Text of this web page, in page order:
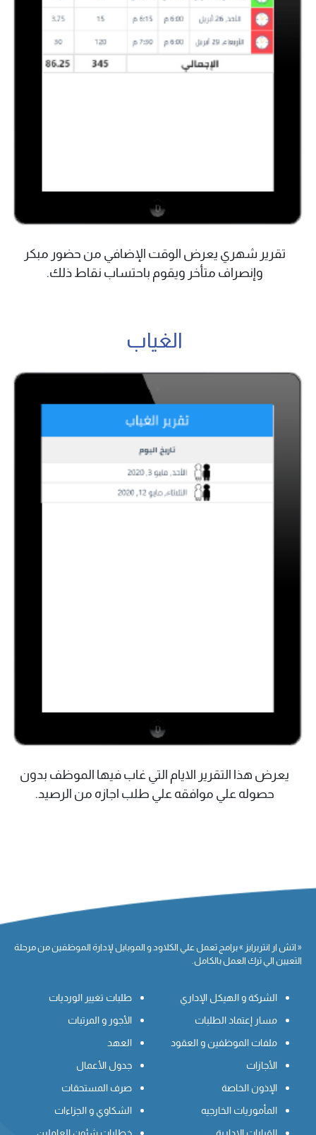
تقرير شهري يعرض الوقت الإضافي من حضور مبكر
وإنصراف متأخر ويقوم باحتساب نقاط ذلك.
الغياب
يعرض هذا التقرير الايام التي غاب فيها الموظف بدون
حصوله علي موافقه علي طلب اجازه من الرصيد.
« اتش ار انتربرايز » برامج تعمل علي الكلاود و الموبايل لإدارة الموظفين من مرحلة
التعيين الي ترك العمل بالكامل.
الشركة و الهيكل الإداري
مسار إعتماد الطلبات
ملفات الموظفين و العقود
الأجازات
الإذون الخاصة
المأموريات الخارجيه
القرارات الإدارية
طلبات تغيير الورديات
الأجور و المرتبات
العهد
جدول الأعمال
صرف المستحقات
الشكاوي و الجزاءات
خطابات شئون العاملين